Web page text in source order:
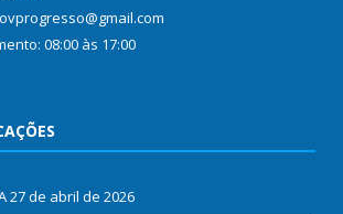
08:00 às 17:00
27 de abril de 2026